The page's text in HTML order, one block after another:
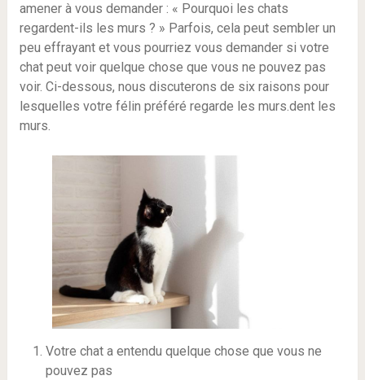
amener à vous demander : « Pourquoi les chats
regardent-ils les murs ? » Parfois, cela peut sembler un
peu effrayant et vous pourriez vous demander si votre
chat peut voir quelque chose que vous ne pouvez pas
voir. Ci-dessous, nous discuterons de six raisons pour
lesquelles votre félin préféré regarde les murs.dent les
murs.
Votre chat a entendu quelque chose que vous ne
pouvez pas